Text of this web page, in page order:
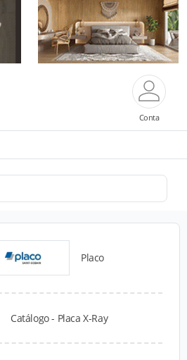
Conta
Placo
Catálogo - Placa X-Ray